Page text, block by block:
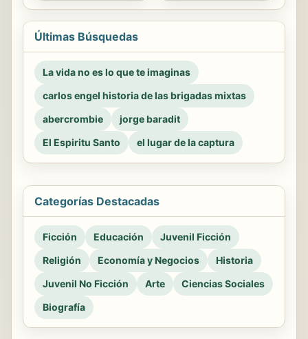
Últimas Búsquedas
La vida no es lo que te imaginas
carlos engel historia de las brigadas mixtas
abercrombie
jorge baradit
El Espiritu Santo
el lugar de la captura
Categorías Destacadas
Ficción Educación
Juvenil Ficción
Religión
Economía y Negocios
Historia
Juvenil No Ficción
Arte
Ciencias Sociales
Biografía